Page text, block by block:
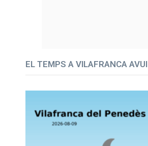
EL TEMPS A VILAFRANCA AVUI